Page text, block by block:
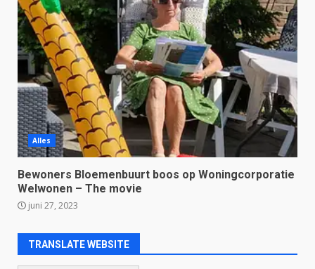
Alles
Bewoners Bloemenbuurt boos op Woningcorporatie
Welwonen – The movie
juni 27, 2023
TRANSLATE WEBSITE